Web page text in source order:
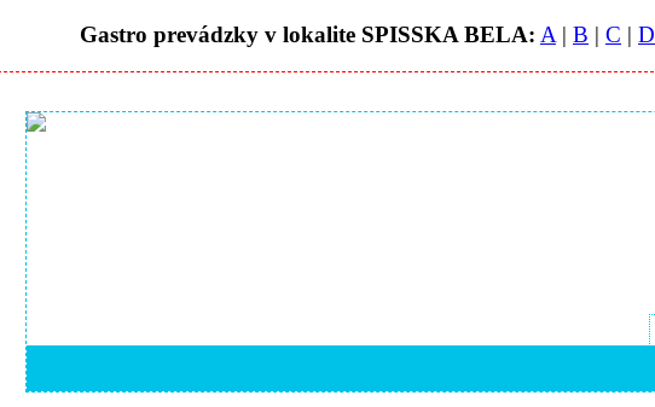
Gastro prevádzky v lokalite SPISSKA BELA: A| B | C | D